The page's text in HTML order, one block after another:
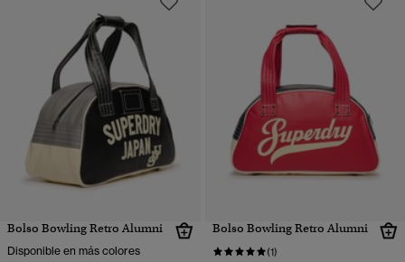
Bolso Bowling Retro Alumni
Disponible en más colores
Bolso Bowling Retro Alumni
(1)